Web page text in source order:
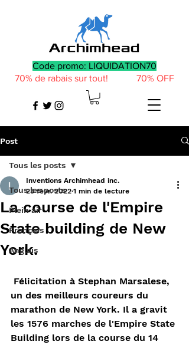
Code promo: LIQUIDATION70
70% de rabais sur tout! 70% OFF
Post
Tous les posts
Plein air
Français
Anglais
Tous les posts
La course de l'Empire
State building de New
York.
Inventions Archimhead inc.
23 févr. 2022 1 min de lecture
un des meilleurs coureurs du
marathon de New York. Il a gravit
les 1576 marches de l'Empire State
Building lors de la course du 14